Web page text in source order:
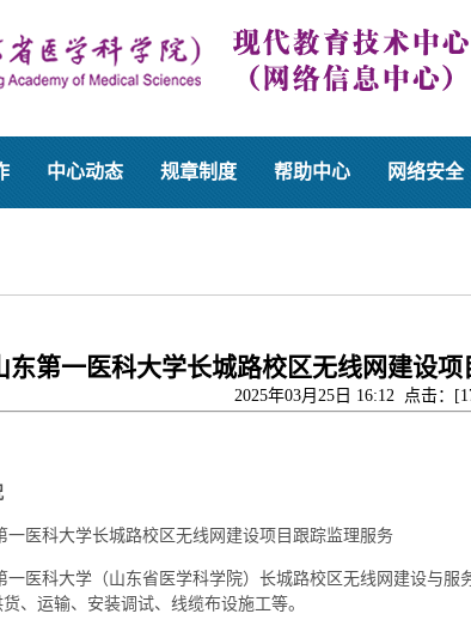
中心动态 规章制度 帮助中心 网络安全
东第一医科大学长城路校区无线网建设
2025年03月25日 16:12 点击：[
一医科大学长城路校区无线网建设项目跟踪监理服务
一医科大学（山东省医学科学院）长城路校区无线网建设与
、运输、安装调试、线缆布设施工等。